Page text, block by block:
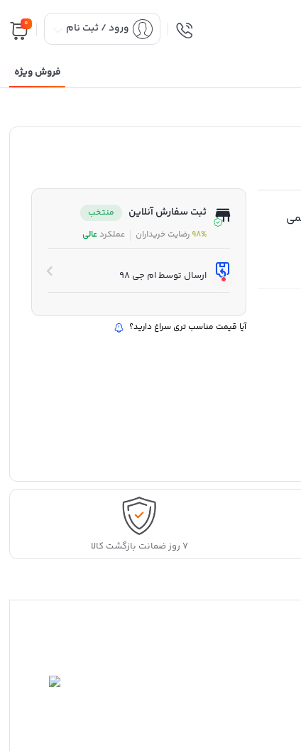
ورود / ثبت نام 0
فروش ویژه
ثبت سفارش آنلاین
منتخب
98%رضایت خریداران عملکردعالی
ارسال توسط ام جی 98
آیا قیمت مناسب تری سراغ دارید؟
۷ روز ضمانت بازگشت کالا